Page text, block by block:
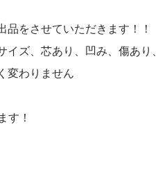
をさせていただきます！！
ズ、芯あり、凹み、傷あり、
変わりません
す！
いの間違いなしです。健康に